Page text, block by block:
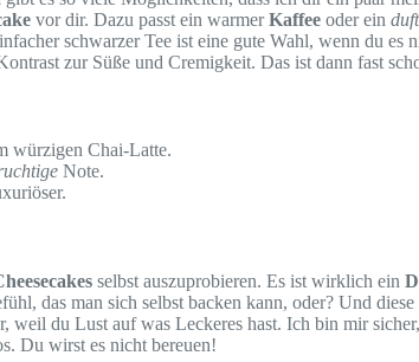
vor dir. Dazu passt ein warmerKaffee oder ein
schwarzer Tee ist eine gute Wahl, wenn du es
zur Süße und Cremigkeit. Das ist dann fast
würzigen Chai-Latte.
Note.
selbst auszuprobieren. Es ist wirklich ein
das man sich selbst backen kann, oder? Und diese
weil du Lust auf was Leckeres hast. Ich bin mir
Du wirst es nicht bereuen!